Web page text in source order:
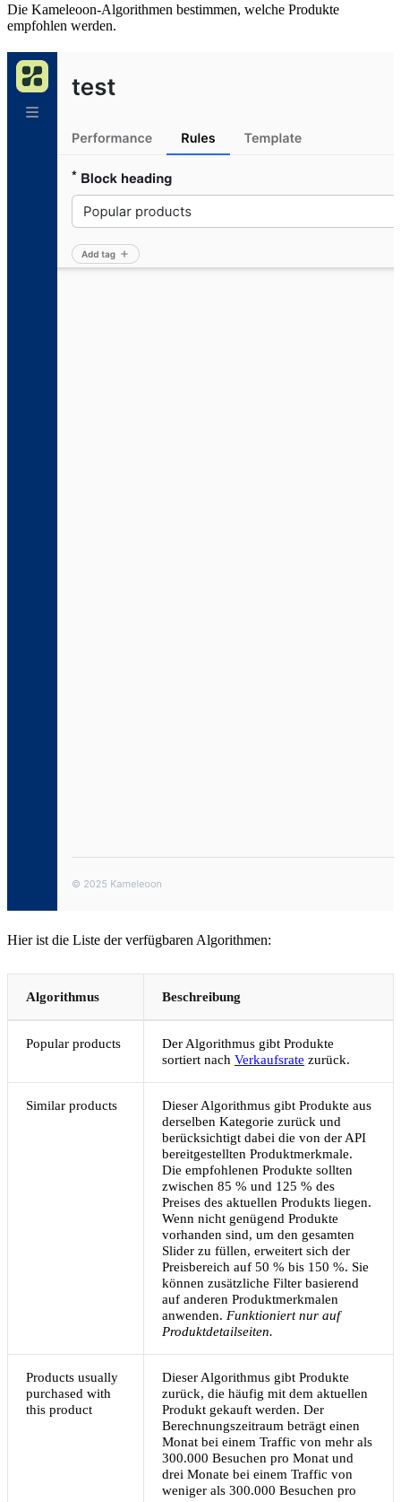
Die Kameleoon-Algorithmen bestimmen, welche Produkte
empfohlen werden.
Hier ist die Liste der verfügbaren Algorithmen:
Algorithmus Beschreibung
Popular products
Der Algorithmus gibt Produkte
sortiert nach Verkaufsrate zurück.
Similar products
Dieser Algorithmus gibt Produkte aus
derselben Kategorie zurück und
berücksichtigt dabei die von der API
bereitgestellten Produktmerkmale.
Die empfohlenen Produkte sollten
zwischen 85 % und 125 % des
Preises des aktuellen Produkts liegen.
Wenn nicht genügend Produkte
vorhanden sind, um den gesamten
Slider zu füllen, erweitert sich der
Preisbereich auf 50 % bis 150 %. Sie
können zusätzliche Filter basierend
auf anderen Produktmerkmalen
anwenden. Funktioniert nur auf
Produktdetailseiten.
Products usually
purchased with
this product
Dieser Algorithmus gibt Produkte
zurück, die häufig mit dem aktuellen
Produkt gekauft werden. Der
Berechnungszeitraum beträgt einen
Monat bei einem Traffic von mehr als
300.000 Besuchen pro Monat und
drei Monate bei einem Traffic von
weniger als 300.000 Besuchen pro